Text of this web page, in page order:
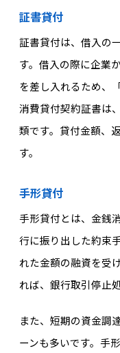
証書貸付
証書貸付は、借入の
す。借入の際に企業
を差し入れるため、
消費貸付契約証書は
類です。貸付金額、
す。
手形貸付
手形貸付とは、金銭
行に振り出した約束
れた金額の融資を受
れば、銀行取引停止
また、短期の資金調
ーンも多いです。手